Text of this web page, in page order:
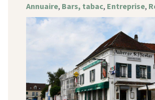
Annuaire, Bars, tabac, Entreprise,